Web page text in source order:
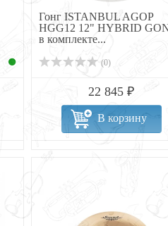
Гонг ISTANBUL AGOP
HGG12 12" HYBRID
в комплекте...
(0)
22 845 ₽
В корзину